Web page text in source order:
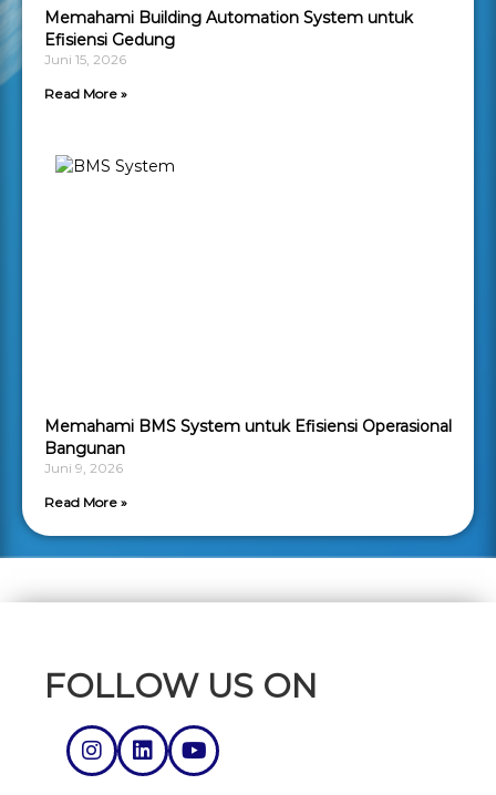
Memahami Building Automation System untuk
Efisiensi Gedung
Juni 15, 2026
Read More »
Memahami BMS System untuk Efisiensi Operasional
Bangunan
Juni 9, 2026
Read More »
FOLLOW US ON